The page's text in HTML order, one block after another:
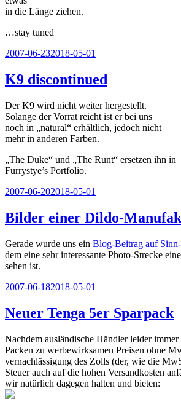
in die Länge ziehen.
…stay tuned
Veröffentlicht
2007-06-232018-05-01
K9 discontinued
Der K9 wird nicht weiter hergestellt.
Solange der Vorrat reicht ist er bei uns
noch in „natural“ erhältlich, jedoch nicht
mehr in anderen Farben.
„The Duke“ und „The Runt“ ersetzen ihn in
Furrystye’s Portfolio.
Veröffentlicht
2007-06-202018-05-01
Bilder einer Dildo-
Gerade wurde uns ein Blog-Beitrag auf
dem eine sehr interessante Photo-Strecke
sehen ist.
Veröffentlicht
2007-06-182018-05-01
Neuer Tenga 5er Sparpack
Nachdem ausländische Händler leider
Packen zu werbewirksamen Preisen ohne
vernachlässigung des Zolls (der, wie die
Steuer auch auf die hohen Versandkosten
wir natürlich dagegen halten und bieten: